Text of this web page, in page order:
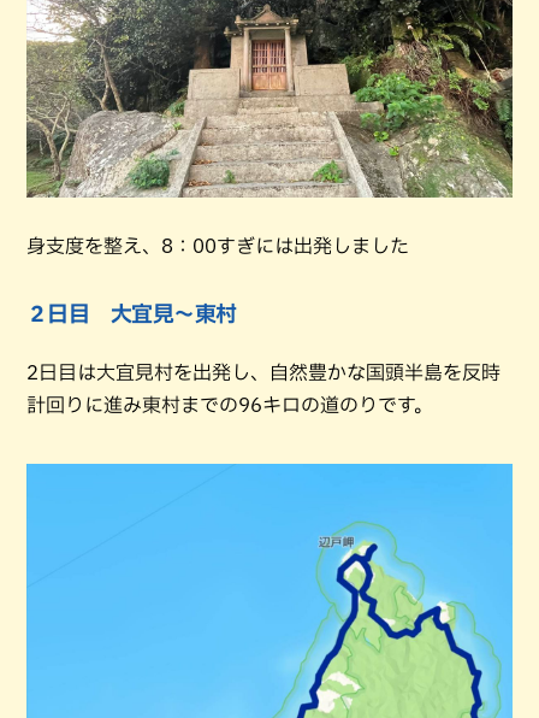
身支度を整え、8：00すぎには出発しました
２日目 大宜見～東村
2日目は大宜見村を出発し、自然豊かな国頭半島を反時
計回りに進み東村までの96キロの道のりです。